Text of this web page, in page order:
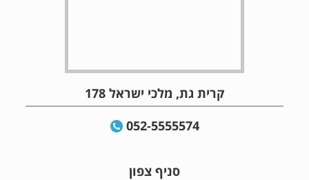
קרית גת, מלכי ישראל 178
052-5555574
סניף צפון